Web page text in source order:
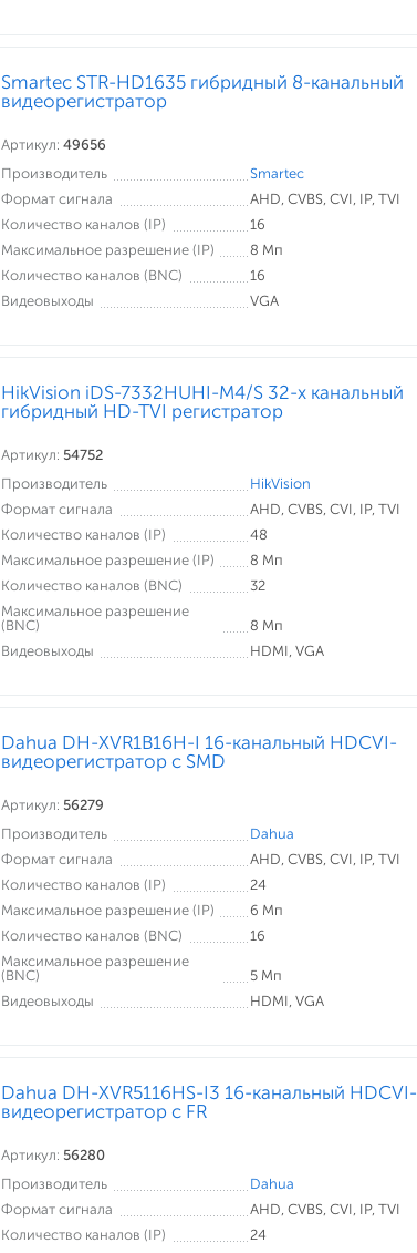
Smartec STR-HD1635 гибридный 8-канальный
видеорегистратор
Артикул: 49656
Производитель
Smartec
Формат сигнала
AHD, CVBS, CVI, IP, TVI
Количество каналов (IP)
16
Максимальное разрешение (IP)
8 Мп
Количество каналов (BNC)
16
Видеовыходы
VGA
HikVision iDS-7332HUHI-M4/S 32-х канальный
гибридный HD-TVI регистратор
Артикул: 54752
Производитель
HikVision
Формат сигнала
AHD, CVBS, CVI, IP, TVI
Количество каналов (IP)
48
Максимальное разрешение (IP)
8 Мп
Количество каналов (BNC)
32
Максимальное разрешение
(BNC)
8 Мп
Видеовыходы
HDMI, VGA
Dahua DH-XVR1B16H-I 16-канальный HDCVI-
видеорегистратор c SMD
Артикул: 56279
Производитель
Dahua
Формат сигнала
AHD, CVBS, CVI, IP, TVI
Количество каналов (IP)
24
Максимальное разрешение (IP)
6 Мп
Количество каналов (BNC)
16
Максимальное разрешение
(BNC)
5 Мп
Видеовыходы
HDMI, VGA
Dahua DH-XVR5116HS-I3 16-канальный HDCVI-
видеорегистратор с FR
Артикул: 56280
Производитель
Dahua
Формат сигнала
AHD, CVBS, CVI, IP, TVI
Количество каналов (IP)
24